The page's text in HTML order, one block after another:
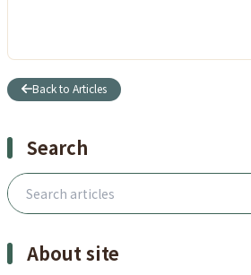
Back to Articles
Search
Search articles
About site